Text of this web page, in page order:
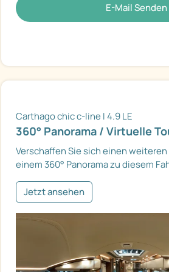
E-Mail Senden
Carthago chic c-line I 4.9 LE
360° Panorama / Virtuelle
Verschaffen Sie sich einen
einem 360° Panorama zu diesem
Jetzt ansehen